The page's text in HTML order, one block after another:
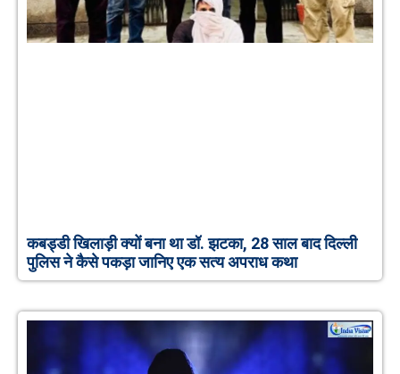
कबड्डी खिलाड़ी क्यों बना था डॉ. झटका, 28 साल बाद दिल्ली
पुलिस ने कैसे पकड़ा जानिए एक सत्य अपराध कथा